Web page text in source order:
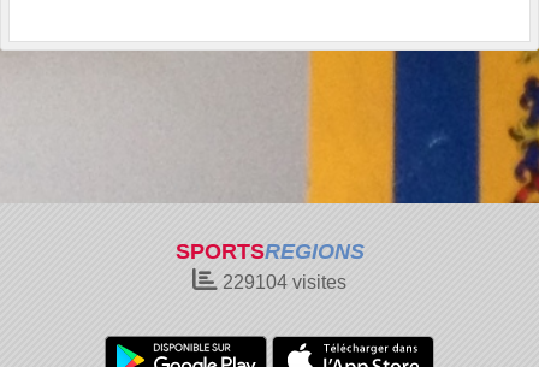
SPORTSREGIONS
229104 visites